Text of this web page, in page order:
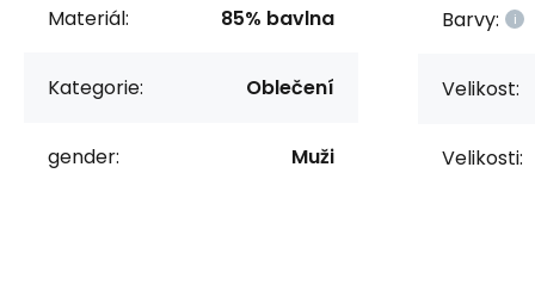
Materiál: 85% bavlna
Kategorie: Oblečení
gender: Muži
Barvy:
Velikost:
Velikosti: